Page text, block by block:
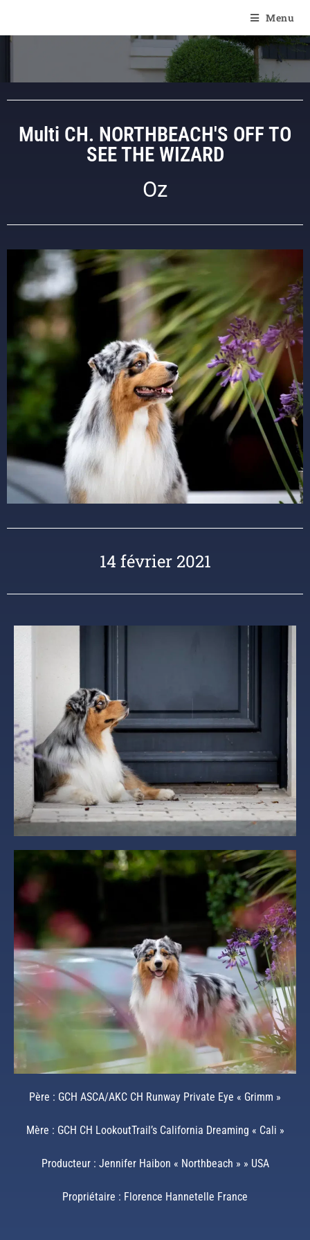
Menu
Multi CH. NORTHBEACH'S OFF TO
SEE THE WIZARD
Oz
14 février 2021
Père : GCH ASCA/AKC CH Runway Private Eye « Grimm »
Mère : GCH CH LookoutTrail’s California Dreaming « Cali »
Producteur : Jennifer Haibon « Northbeach » » USA
Propriétaire : Florence Hannetelle France